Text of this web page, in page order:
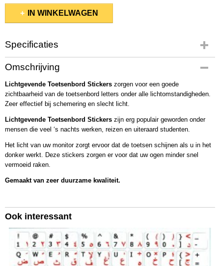
IN WINKELWAGEN
Specificaties
Productcode
2020-1
Omschrijving
Lichtgevende Toetsenbord Stickers zorgen voor een goede
zichtbaarheid van de toetsenbord letters onder alle lichtomstandigheden.
Zeer effectief bij schemering en slecht licht.
Lichtgevende Toetsenbord Stickers zijn erg populair geworden onder
mensen die veel ‘s nachts werken, reizen en uiteraard studenten.
Het licht van uw monitor zorgt ervoor dat de toetsen schijnen als u in het
donker werkt. Deze stickers zorgen er voor dat uw ogen minder snel
vermoeid raken.
Gemaakt van zeer duurzame kwaliteit.
Ook interessant